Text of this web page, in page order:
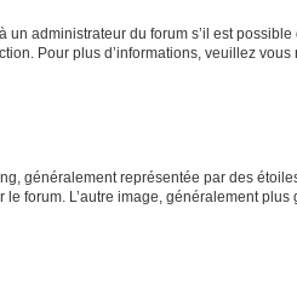
administrateur du forum s’il est possible
Pour plus d’informations, veuillez vous
généralement représentée par des
forum. L’autre image, généralement plus